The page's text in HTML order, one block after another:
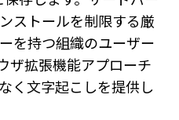
ストールを制限する厳
を持つ組織のユーザー
ザ拡張機能アプローチ
く文字起こしを提供し